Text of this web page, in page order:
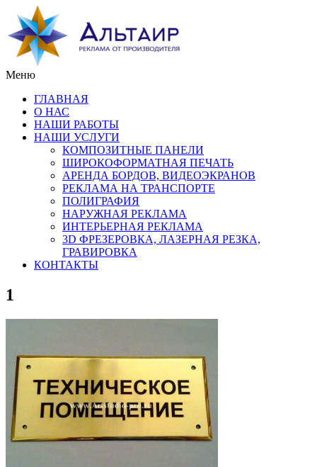
Меню
ГЛАВНАЯ
О НАС
НАШИ РАБОТЫ
НАШИ УСЛУГИ
КОМПОЗИТНЫЕ ПАНЕЛИ
ШИРОКОФОРМАТНАЯ ПЕЧАТЬ
АРЕНДА БОРДОВ, ВИДЕОЭКРАНОВ
РЕКЛАМА НА ТРАНСПОРТЕ
ПОЛИГРАФИЯ
НАРУЖНАЯ РЕКЛАМА
ИНТЕРЬЕРНАЯ РЕКЛАМА
3D ФРЕЗЕРОВКА, ЛАЗЕРНАЯ РЕЗКА,
ГРАВИРОВКА
КОНТАКТЫ
1